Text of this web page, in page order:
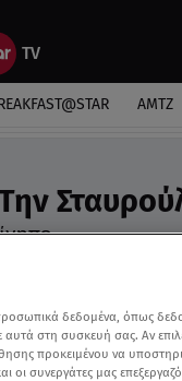
ΑΜΤΖ
δεδομένα, όπως
στη συσκευή σας. Αν
προκειμένου να
οι συνεργάτες μας